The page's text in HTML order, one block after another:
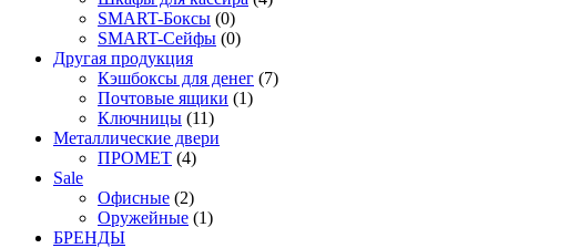
SMART-Боксы (0)
SMART-Сейфы (0)
Другая продукция
Кэшбоксы для денег (7)
Почтовые ящики (1)
Ключницы (11)
Металлические двери
ПРОМЕТ (4)
Sale
Офисные (2)
Оружейные (1)
БРЕНДЫ